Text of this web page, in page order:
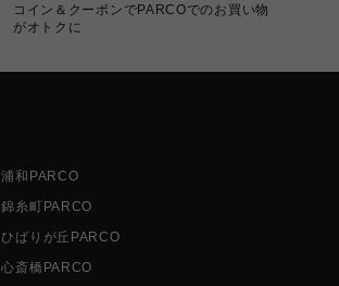
コイン＆クーポンでPARCOでのお買い物
がオトクに
浦和PARCO
錦糸町PARCO
ひばりが丘PARCO
心斎橋PARCO